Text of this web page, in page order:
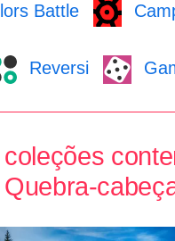
Battle
Reversi
Quebra-